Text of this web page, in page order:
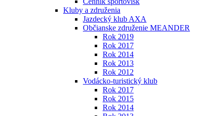
Kluby a združenia
Jazdecký klub AXA
Občianske združenie MEANDER
Rok 2019
Rok 2017
Rok 2014
Rok 2013
Rok 2012
Vodácko-turistický klub
Rok 2017
Rok 2015
Rok 2014